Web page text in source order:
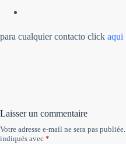
para cualquier contacto click aqui
Laisser un commentaire
Votre adresse e-mail ne sera pas publiée.
indiqués avec *